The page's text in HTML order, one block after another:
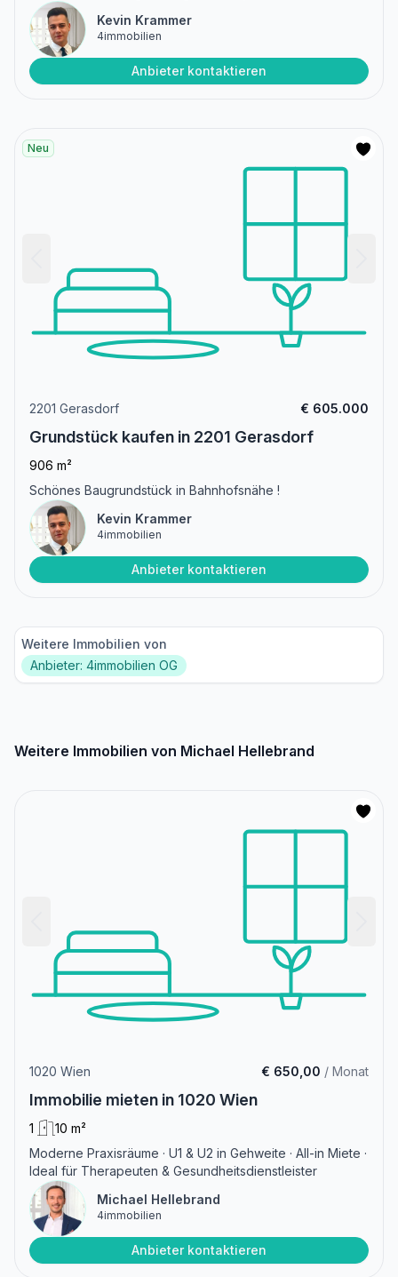
Kevin Krammer
4immobilien
Anbieter kontaktieren
Neu
2201 Gerasdorf € 605.000
Grundstück kaufen in 2201 Gerasdorf
906 m²
Schönes Baugrundstück in Bahnhofsnähe !
Kevin Krammer
4immobilien
Anbieter kontaktieren
Weitere Immobilien von
Anbieter: 4immobilien OG
Weitere Immobilien von Michael Hellebrand
1020 Wien € 650,00 / Monat
Immobilie mieten in 1020 Wien
1
10 m²
Moderne Praxisräume · U1 & U2 in Gehweite · All-in Miete ·
Ideal für Therapeuten & Gesundheitsdienstleister
Michael Hellebrand
4immobilien
Anbieter kontaktieren